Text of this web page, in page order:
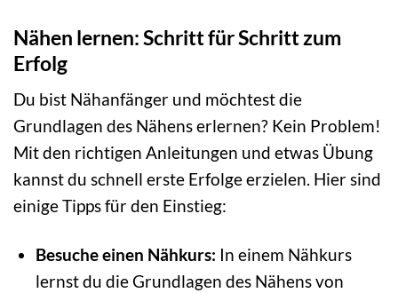
Nähen lernen: Schritt für Schritt zum
Erfolg
Du bist Nähanfänger und möchtest die
Grundlagen des Nähens erlernen? Kein Problem!
Mit den richtigen Anleitungen und etwas Übung
kannst du schnell erste Erfolge erzielen. Hier sind
einige Tipps für den Einstieg:
Besuche einen Nähkurs: In einem Nähkurs
lernst du die Grundlagen des Nähens von